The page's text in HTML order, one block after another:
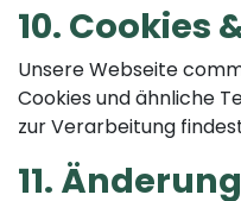
10. Cookies
Unsere Webseite
Cookies und ähnliche
zur Verarbeitung
11.